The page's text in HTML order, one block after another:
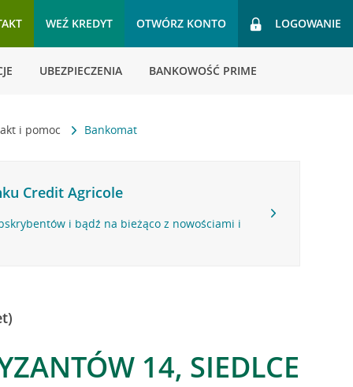
WEŹ KREDYT OTWÓRZ KONTO LOGOWANIE
UBEZPIECZENIA BANKOWOŚĆ PRIME
i pomoc Bankomat
Credit Agricole
i bądź na bieżąco z nowościami i
14, SIEDLCE